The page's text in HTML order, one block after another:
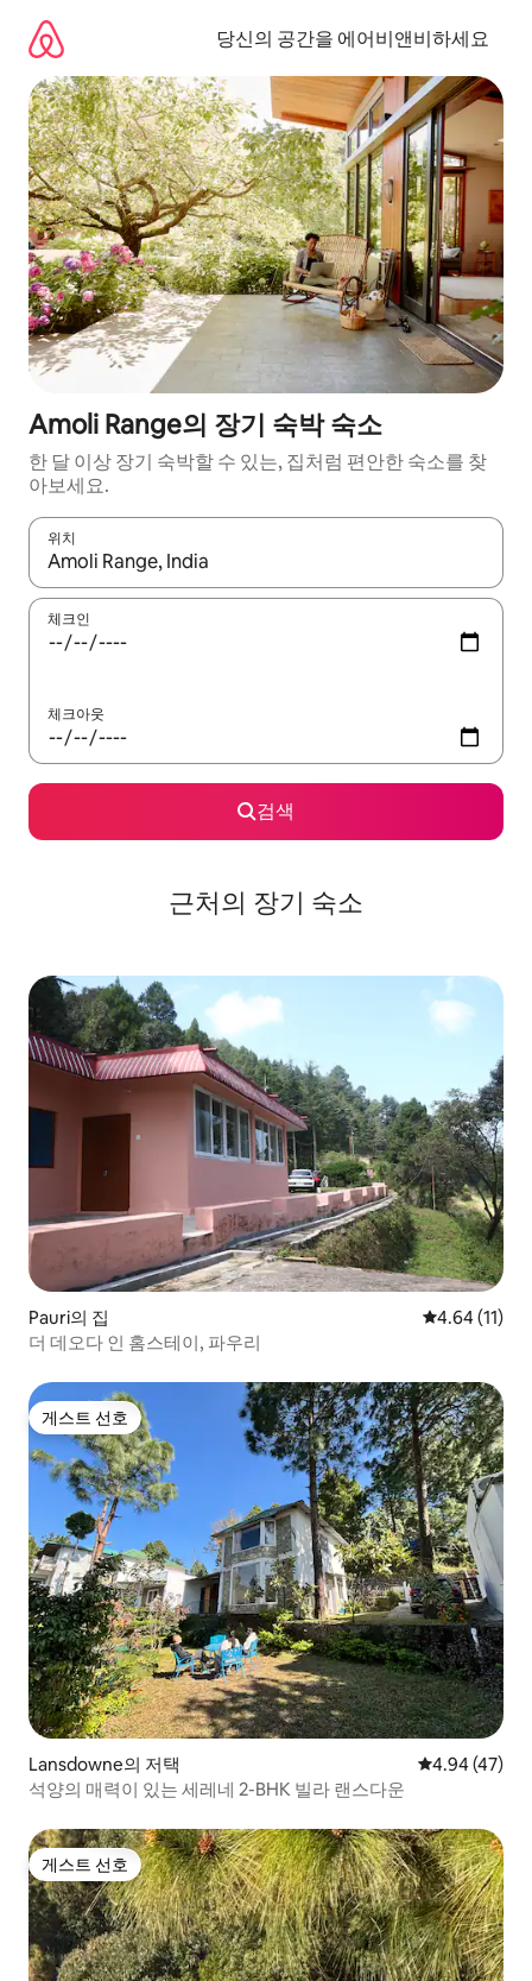
당신의 공간을 에어비앤비하세요
Amoli Range의 장기 숙박 숙소
한 달 이상 장기 숙박할 수 있는, 집처럼 편안한 숙소를 찾
아보세요.
위치
결과가 나오면 위·아래 화살표 키를 사용하거나 터치 또는 스와이
체크인
체크아웃
검색
근처의 장기 숙소
Pauri의 집 평점 4.64점
4.64 (11)
더 데오다 인 홈스테이, 파우리
게스트 선호
게스트 선호
Lansdowne의 저택 평점 4.94점(5
4.94 (47)
석양의 매력이 있는 세레네 2-BHK 빌라 랜스다운
게스트 선호
게스트 선호